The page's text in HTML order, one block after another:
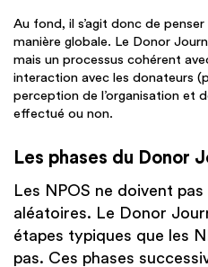
Au fond, il s’agit donc de
manière globale. Le Donor
mais un processus cohérent
interaction avec les donateurs
perception de l’organisation et
effectué ou non.
Les phases du Donor
Les NPOS ne doivent
aléatoires. Le Donor
étapes typiques que les
pas. Ces phases